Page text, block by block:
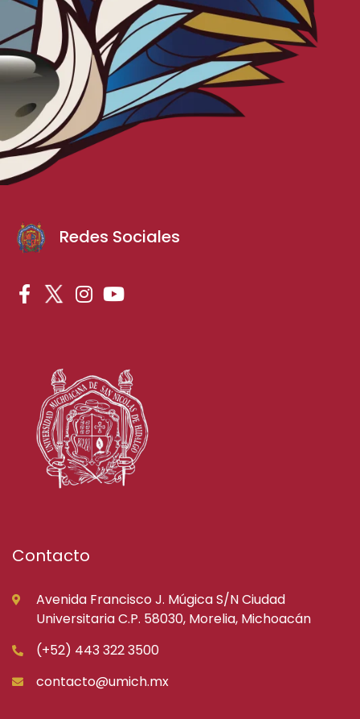
Redes Sociales
Contacto
Avenida Francisco J. Múgica S/N Ciudad
Universitaria C.P. 58030, Morelia, Michoacán
(+52) 443 322 3500
contacto@umich.mx